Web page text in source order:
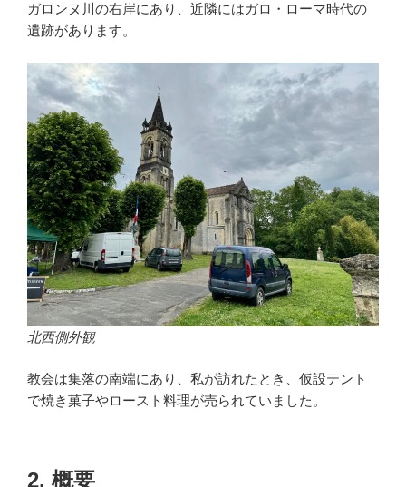
ガロンヌ川の右岸にあり、近隣にはガロ・ローマ時代の
遺跡があります。
北西側外観
教会は集落の南端にあり、私が訪れたとき、仮設テント
で焼き菓子やロースト料理が売られていました。
2. 概要